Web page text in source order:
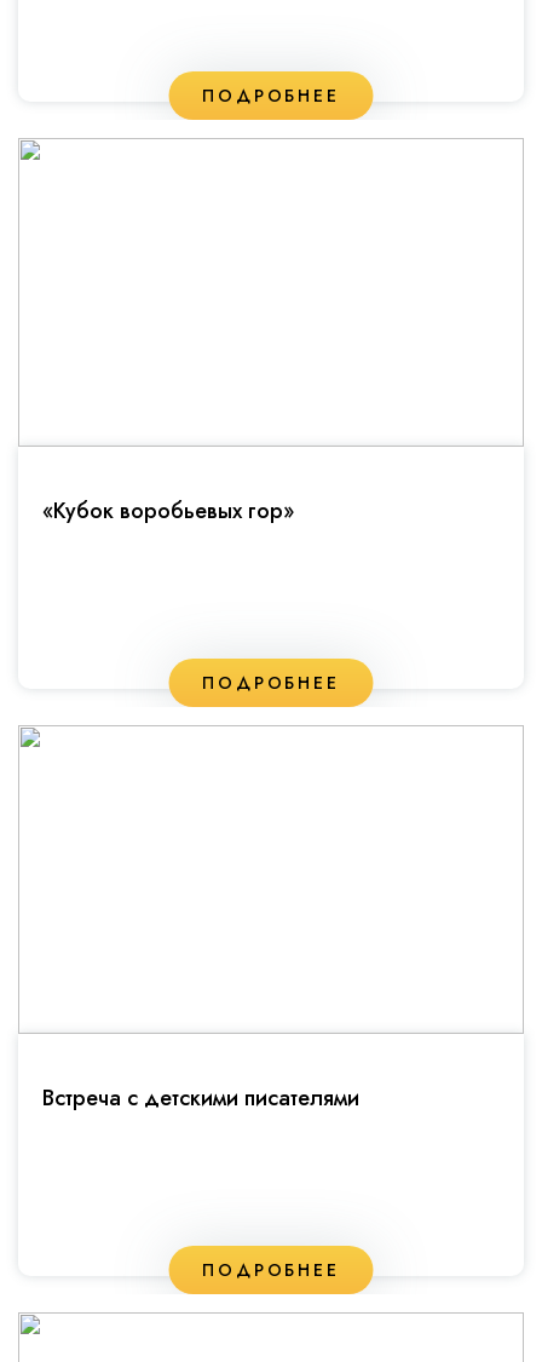
ПОДРОБНЕЕ
«Кубок воробьевых гор»
ПОДРОБНЕЕ
Встреча с детскими писателями
ПОДРОБНЕЕ